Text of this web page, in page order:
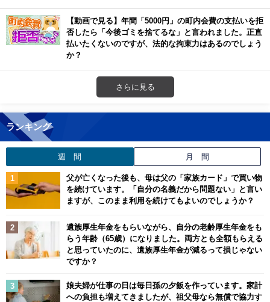
【動画で見る】年間「5000円」の町内会費の支払いを拒
否したら「今後ゴミを捨てるな」と言われました。正直
払いたくないのですが、法的な拘束力はあるのでしょう
か？
さらに見る
ランキング
週 間 月 間
父が亡くなった後も、母は父の「家族カード」で買い物
を続けています。「自分の名義だから問題ない」と言い
ますが、このまま利用を続けてもよいのでしょうか？
遺族厚生年金をもらいながら、自分の老齢厚生年金をも
らう年齢（65歳）になりました。両方とも全額もらえる
と思っていたのに、遺族厚生年金が減るって損じゃない
ですか？
娘夫婦が仕事の日は毎日孫の夕飯を作っています。家計
への負担も増えてきましたが、祖父母なら無償で協力す